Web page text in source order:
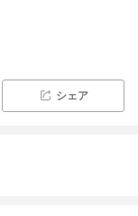
シェア